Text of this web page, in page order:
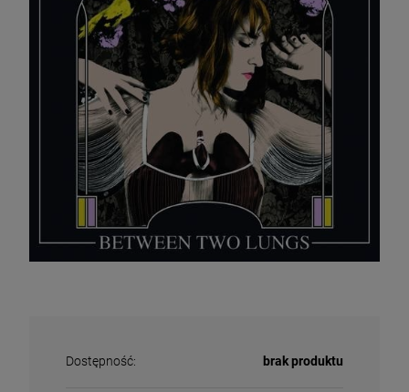
Dostępność: brak produktu